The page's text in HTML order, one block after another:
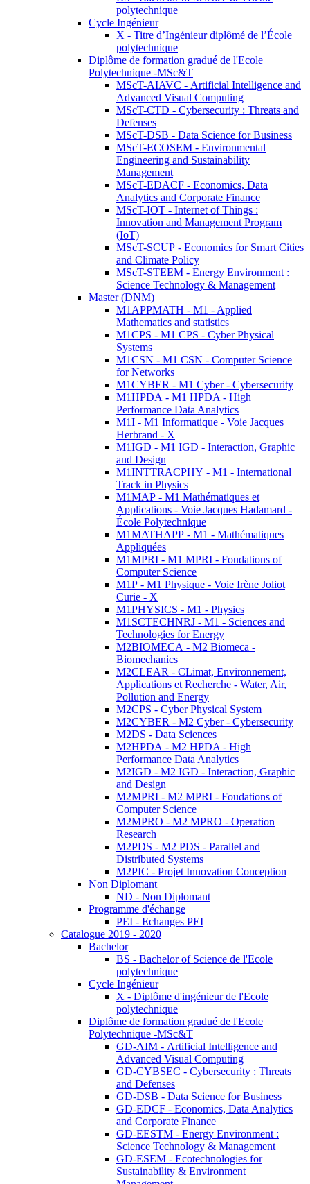
polytechnique
Cycle Ingénieur
X - Titre d’Ingénieur diplômé de l’École
polytechnique
Diplôme de formation gradué de l'Ecole
Polytechnique -MSc&T
MScT-AIAVC - Artificial Intelligence and
Advanced Visual Computing
MScT-CTD - Cybersecurity : Threats and
Defenses
MScT-DSB - Data Science for Business
MScT-ECOSEM - Environmental
Engineering and Sustainability
Management
MScT-EDACF - Economics, Data
Analytics and Corporate Finance
MScT-IOT - Internet of Things :
Innovation and Management Program
(IoT)
MScT-SCUP - Economics for Smart Cities
and Climate Policy
MScT-STEEM - Energy Environment :
Science Technology & Management
Master (DNM)
M1APPMATH - M1 - Applied
Mathematics and statistics
M1CPS - M1 CPS - Cyber Physical
Systems
M1CSN - M1 CSN - Computer Science
for Networks
M1CYBER - M1 Cyber - Cybersecurity
M1HPDA - M1 HPDA - High
Performance Data Analytics
M1I - M1 Informatique - Voie Jacques
Herbrand - X
M1IGD - M1 IGD - Interaction, Graphic
and Design
M1INTTRACPHY - M1 - International
Track in Physics
M1MAP - M1 Mathématiques et
Applications - Voie Jacques Hadamard -
École Polytechnique
M1MATHAPP - M1 - Mathématiques
Appliquées
M1MPRI - M1 MPRI - Foudations of
Computer Science
M1P - M1 Physique - Voie Irène Joliot
Curie - X
M1PHYSICS - M1 - Physics
M1SCTECHNRJ - M1 - Sciences and
Technologies for Energy
M2BIOMECA - M2 Biomeca -
Biomechanics
M2CLEAR - CLimat, Environnement,
Applications et Recherche - Water, Air,
Pollution and Energy
M2CPS - Cyber Physical System
M2CYBER - M2 Cyber - Cybersecurity
M2DS - Data Sciences
M2HPDA - M2 HPDA - High
Performance Data Analytics
M2IGD - M2 IGD - Interaction, Graphic
and Design
M2MPRI - M2 MPRI - Foudations of
Computer Science
M2MPRO - M2 MPRO - Operation
Research
M2PDS - M2 PDS - Parallel and
Distributed Systems
M2PIC - Projet Innovation Conception
Non Diplomant
ND - Non Diplomant
Programme d'échange
PEI - Echanges PEI
Catalogue 2019 - 2020
Bachelor
BS - Bachelor of Science de l'Ecole
polytechnique
Cycle Ingénieur
X - Diplôme d'ingénieur de l'Ecole
polytechnique
Diplôme de formation gradué de l'Ecole
Polytechnique -MSc&T
GD-AIM - Artificial Intelligence and
Advanced Visual Computing
GD-CYBSEC - Cybersecurity : Threats
and Defenses
GD-DSB - Data Science for Business
GD-EDCF - Economics, Data Analytics
and Corporate Finance
GD-EESTM - Energy Environment :
Science Technology & Management
GD-ESEM - Ecotechnologies for
Sustainability & Environment